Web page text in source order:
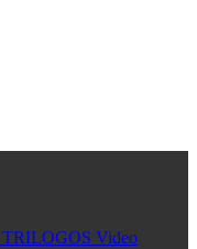
TRILOGOS Video